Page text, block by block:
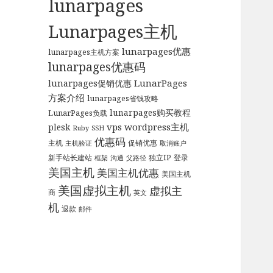
lunarpages
Lunarpages主机
lunarpages主机方案 lunarpages优惠
lunarpages优惠码
lunarpages促销优惠 LunarPages
方案介绍 lunarpages省钱攻略
LunarPages负载 lunarpages购买教程
plesk Ruby SSH vps wordpress主机
主机 主机验证 优惠码 促销优惠 取消账户
新手站长建站 框架 沟通 父路径 独立IP 登录
美国主机 美国主机优惠 美国主机
商 美国虚拟主机 英文 虚拟主
机 退款 邮件